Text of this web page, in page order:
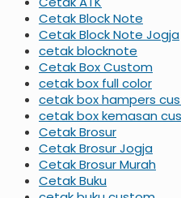
Cetak Block Note
Cetak Block Note Jogja
cetak blocknote
Cetak Box Custom
cetak box full color
cetak box hampers
cetak box kemasan
Cetak Brosur
Cetak Brosur Jogja
Cetak Brosur Murah
Cetak Buku